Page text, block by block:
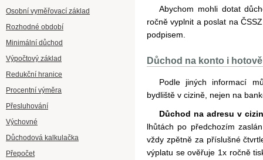
Osobní vyměřovací základ
Rozhodné období
Minimální důchod
Výpočtový základ
Redukční hranice
Procentní výměra
Přesluhování
Výchovné
Důchodová kalkulačka
Přepočet
Abychom mohli dotat
ročně vyplnit a poslat na
podpisem.
Důchod na konto i
Podle jiných informací
bydliště v cizině, nejen na
Důchod na adresu v
lhůtách po předchozím
vždy zpětně za příslušné
výplatu se ověřuje 1x ročně